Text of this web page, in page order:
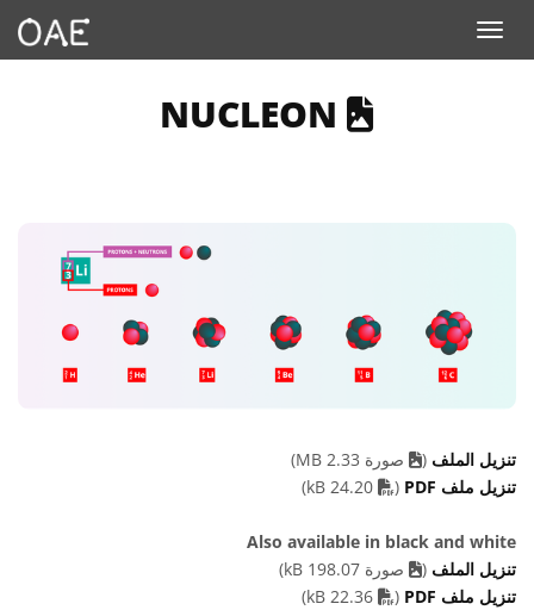
Toggle navigation
AN IMAGE
تنزيل الملف (
صورة 2.33 MB)
تنزيل ملف PDF
(
PDF file
Also available in black and white
تنزيل الملف (
صورة 198.07 kB)
تنزيل ملف PDF
(
PDF file